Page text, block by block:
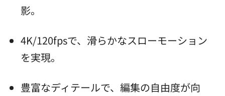
影。
4K/120fpsで、滑らかなスローモーション
を実現。
豊富なディテールで、編集の自由度が向